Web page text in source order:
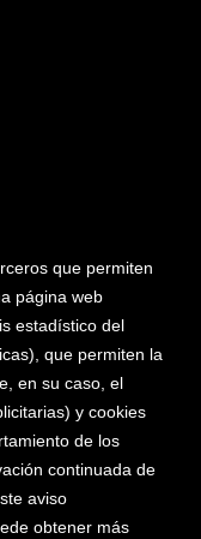
que permiten
página web
estadístico del
que permiten la
en su caso, el
y cookies
de los
continuada de
aviso
obtener más